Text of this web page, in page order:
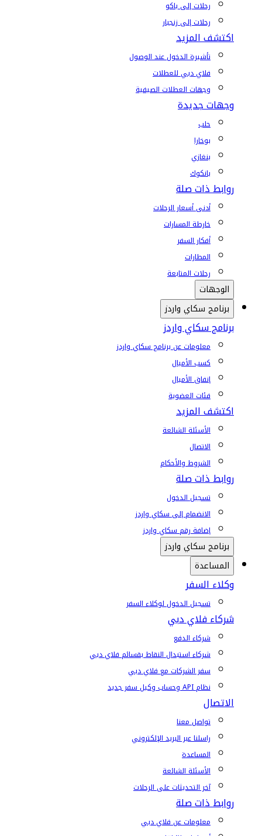
رحلات إلى باكو
رحلات إلى زنجبار
اكتشف المزيد
تأشيرة الدخول عند الوصول
فلاي دبي للعطلات
وجهات العطلات الصيفية
وجهات جديدة
حلب
بوخارا
بنغازي
بانكوك
روابط ذات صلة
أدنى أسعار الرحلات
خارطة المسارات
أفكار السفر
المطارات
رحلات المتابعة
الوجهات
برنامج سكاي واردز
برنامج سكاي واردز
معلومات عن برنامج سكاي واردز
كسب الأميال
إنفاق الأميال
فئات العضوية
اكتشف المزيد
الأسئلة الشائعة
الاتصال
الشروط والأحكام
روابط ذات صلة
تسجيل الدخول
الانضمام إلى سكاي واردز
إضافة رقم سكاي واردز
برنامج سكاي واردز
المساعدة
وكلاء السفر
تسجيل الدخول لوكلاء السفر
شركاء فلاي دبي
شركاء الدفع
شركاء استبدال النقاط بقسائم فلاي دبي
سفر الشركات مع فلاي دبي
نظام API وحساب وكيل سفر جديد
الاتصال
تواصل معنا
راسلنا عبر البريد الإلكتروني
المساعدة
الأسئلة الشائعة
آخر التحديثات على الرحلات
روابط ذات صلة
معلومات عن فلاي دبي